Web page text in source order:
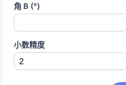
角 B (°)
小数精度